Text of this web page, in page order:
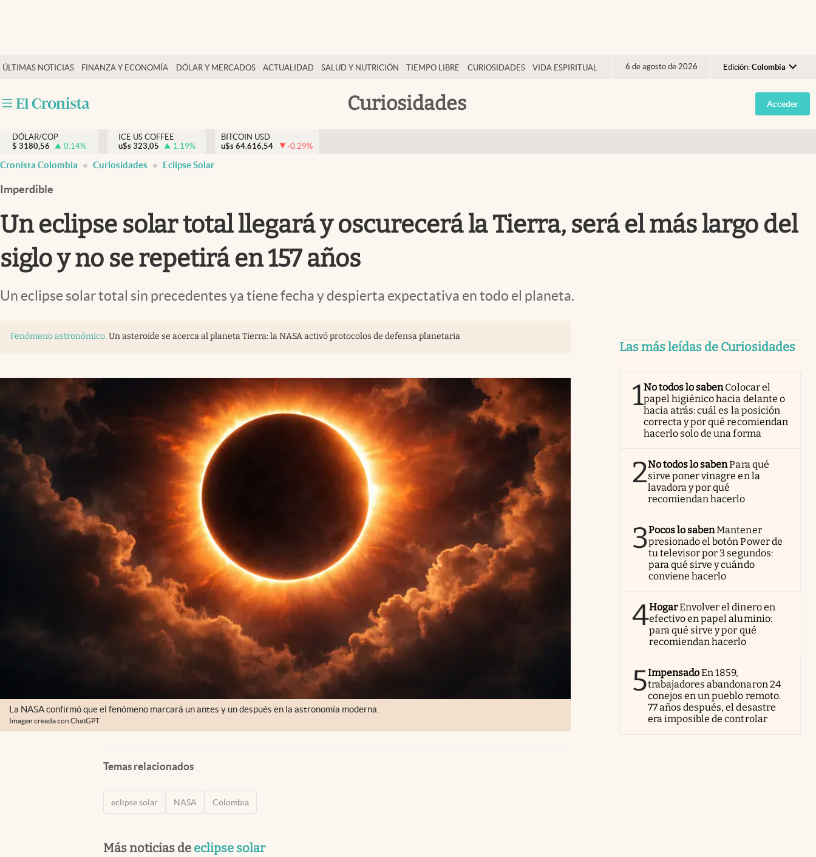
ÚLTIMAS NOTICIAS FINANZA Y ECONOMÍA DÓLAR Y MERCADOS ACTUALIDAD SALUD Y NUTRICIÓN TIEMPO LIBRE CURIOSIDADES VIDA ESPIRITUAL 6 de agosto de 2026 Edición: Colombia
Argentina
España
Curiosidades
Salud y nutrición
Tiempo libre
Dólar y mercados
Curiosidades
Acceder
DÓLAR/COP
$ 3180,56 0.14%
ICE US COFFEE
u$s 323,05 1.19%
BITCOIN USD
u$s 64.616,54 -0.29%
Cronista Colombia Curiosidades Eclipse Solar
Imperdible
Un eclipse solar total llegará y oscurecerá la Tierra, será el más largo del
siglo y no se repetirá en 157 años
Un eclipse solar total sin precedentes ya tiene fecha y despierta expectativa en todo el planeta.
Fenómeno astronómico. Un asteroide se acerca al planeta Tierra: la NASA activó protocolos de defensa planetaria
La NASA confirmó que el fenómeno marcará un antes y un después en la astronomía moderna.
Imagen creada con ChatGPT
Temas relacionados
eclipse solar NASA Colombia
Más noticias de eclipse solar
Las más leídas de Curiosidades
1No todos lo sabenColocar el
papel higiénico hacia delante o
hacia atrás: cuál es la posición
correcta y por qué recomiendan
hacerlo solo de una forma
2No todos lo sabenPara qué
sirve poner vinagre en la
lavadora y por qué
recomiendan hacerlo
3Pocos lo sabenMantener
presionado el botón Power de
tu televisor por 3 segundos:
para qué sirve y cuándo
conviene hacerlo
4HogarEnvolver el dinero en
efectivo en papel aluminio:
para qué sirve y por qué
recomiendan hacerlo
5ImpensadoEn 1859,
trabajadores abandonaron 24
conejos en un pueblo remoto.
77 años después, el desastre
era imposible de controlar